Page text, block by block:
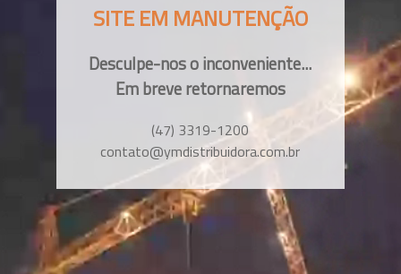
SITE EM MANUTENÇÃO
Desculpe-nos o inconveniente...
Em breve retornaremos
(47) 3319-1200
contato@ymdistribuidora.com.br